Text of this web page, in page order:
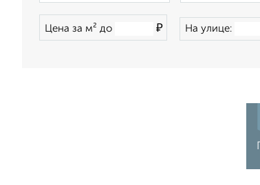
Цена за м² до ₽ На улице: